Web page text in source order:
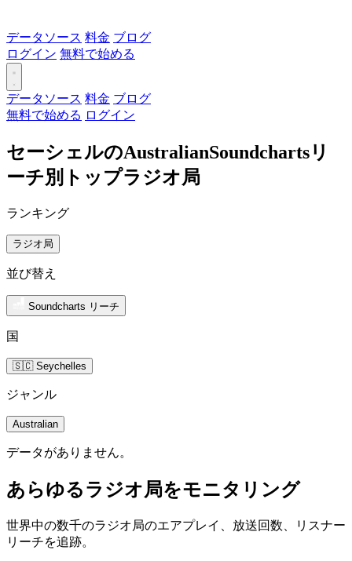
データソース 料金 ブログ
ログイン 無料で始める
データソース 料金 ブログ
無料で始める ログイン
セーシェルのAustralianSoundchartsリ
ーチ別トップラジオ局
ランキング
ラジオ局
並び替え
Soundcharts リーチ
国
🇸🇨 Seychelles
ジャンル
Australian
データがありません。
あらゆるラジオ局をモニタリング
世界中の数千のラジオ局のエアプレイ、放送回数、リスナー
リーチを追跡。